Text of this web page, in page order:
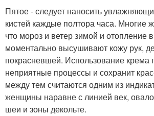
Пятое - следует наносить
кистей каждые полтора часа. Многие
что мороз и ветер зимой и отопление
моментально высушивают кожу рук,
покрасневшей. Использование крема
неприятные процессы и сохранит
между тем считаются одним из
женщины наравне с линией век,
шеи и зоны декольте.